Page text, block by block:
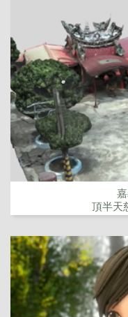
頂半天